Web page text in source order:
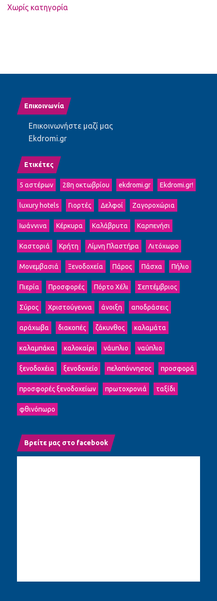
Χωρίς κατηγορία
Επικοινωνία
Επικοινωνήστε μαζί μας
Ekdromi.gr
Ετικέτες
5 αστέρων 28η οκτωβρίου ekdromi.gr Ekdromi.gr!
luxury hotels Γιορτές Δελφοί Ζαγοροχώρια
Ιωάννινα Κέρκυρα Καλάβρυτα Καρπενήσι
Καστοριά Κρήτη Λίμνη Πλαστήρα Λιτόχωρο
Μονεμβασιά Ξενοδοχεία Πάρος Πάσχα Πήλιο
Πιερία Προσφορές Πόρτο Χέλι Σεπτέμβριος
Σύρος Χριστούγεννα άνοιξη αποδράσεις
αράχωβα διακοπές ζάκυνθος καλαμάτα
καλαμπάκα καλοκαίρι νάυπλιο ναύπλιο
ξενοδοχέια ξενοδοχείο πελοπόννησος προσφορά
προσφορές ξενοδοχείων πρωτοχρονιά ταξίδι
φθινόπωρο
Βρείτε μας στο facebook